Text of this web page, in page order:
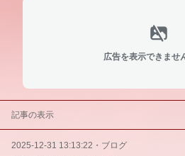
広告を表示できませ
記事の表示
2025-12-31 13:13:22 ・ ブログ